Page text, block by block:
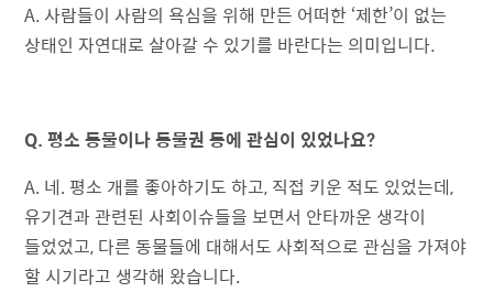
A. 사람들이 사람의 욕심을 위해 만든 어떠한 ‘제한’이 없는
상태인 자연대로 살아갈 수 있기를 바란다는 의미입니다.
Q. 평소 동물이나 동물권 등에 관심이 있었나요?
A. 네. 평소 개를 좋아하기도 하고, 직접 키운 적도 있었는데,
유기견과 관련된 사회이슈들을 보면서 안타까운 생각이
들었었고, 다른 동물들에 대해서도 사회적으로 관심을 가져야
할 시기라고 생각해 왔습니다.